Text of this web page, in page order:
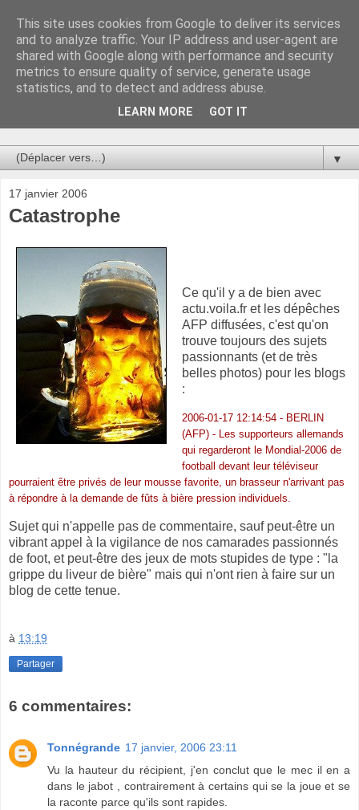
Au bistro !
La connerie étant le seul chemin susceptible de nous faire
entrevoir une parcelle de vérité, utilisons la par des moyens
de communication efficaces. Le temps qu'on remplisse nos
▼
17 janvier 2006
Catastrophe
Ce qu'il y a de bien avec
actu.voila.fr et les dépêches
AFP diffusées, c'est qu'on
trouve toujours des sujets
passionnants (et de très
belles photos) pour les blogs
:
2006-01-17 12:14:54 - BERLIN
(AFP) - Les supporteurs allemands
qui regarderont le Mondial-2006 de
football devant leur téléviseur
pourraient être privés de leur mousse favorite, un brasseur n'arrivant pas
à répondre à la demande de fûts à bière pression individuels.
Sujet qui n'appelle pas de commentaire, sauf peut-être un
vibrant appel à la vigilance de nos camarades passionnés
de foot, et peut-être des jeux de mots stupides de type : "la
grippe du liveur de bière" mais qui n'ont rien à faire sur un
blog de cette tenue.
à 13:19
Partager
6 commentaires:
Tonnégrande 17 janvier, 2006 23:11
Vu la hauteur du récipient, j'en conclut que le mec il en a
dans le jabot , contrairement à certains qui se la joue et se
la raconte parce qu'ils sont rapides.
This site uses cookies from Google to deliver its services
and to analyze traffic. Your IP address and user-agent are
shared with Google along with performance and security
metrics to ensure quality of service, generate usage
statistics, and to detect and address abuse.
LEARN MORE GOT IT